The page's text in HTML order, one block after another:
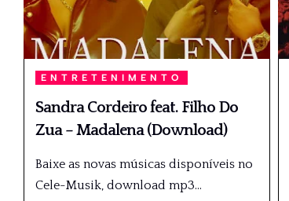
ENTRETENIMENTO
Sandra Cordeiro feat. Filho Do
Zua – Madalena (Download)
Baixe as novas músicas disponíveis no
Cele-Musik, download mp3…